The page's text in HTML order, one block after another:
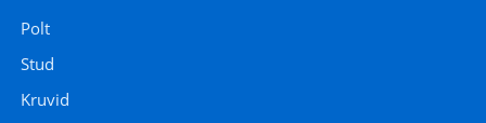
Polt
Stud
Kruvid